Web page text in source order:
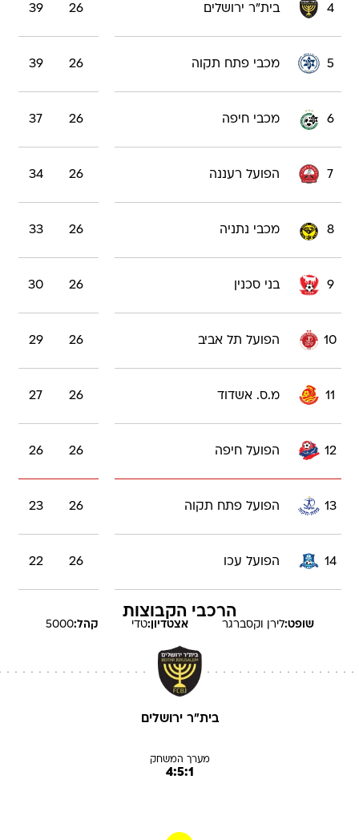
4 בית"ר ירושלים 26
39
5 מכבי פתח תקוה 26
39
6 מכבי חיפה 26
37
7 הפועל רעננה 26
34
8 מכבי נתניה 26
33
9 בני סכנין 26
30
10 הפועל תל אביב 26
29
11 מ.ס. אשדוד 26
27
12 הפועל חיפה 26
26
13 הפועל פתח תקוה 26
23
14 הפועל עכו 26
22
הרכבי הקבוצות
שופט:לירן וקסברגר אצטדיון:טדי קהל:5000
בית"ר ירושלים
מערך המשחק
4:5:1